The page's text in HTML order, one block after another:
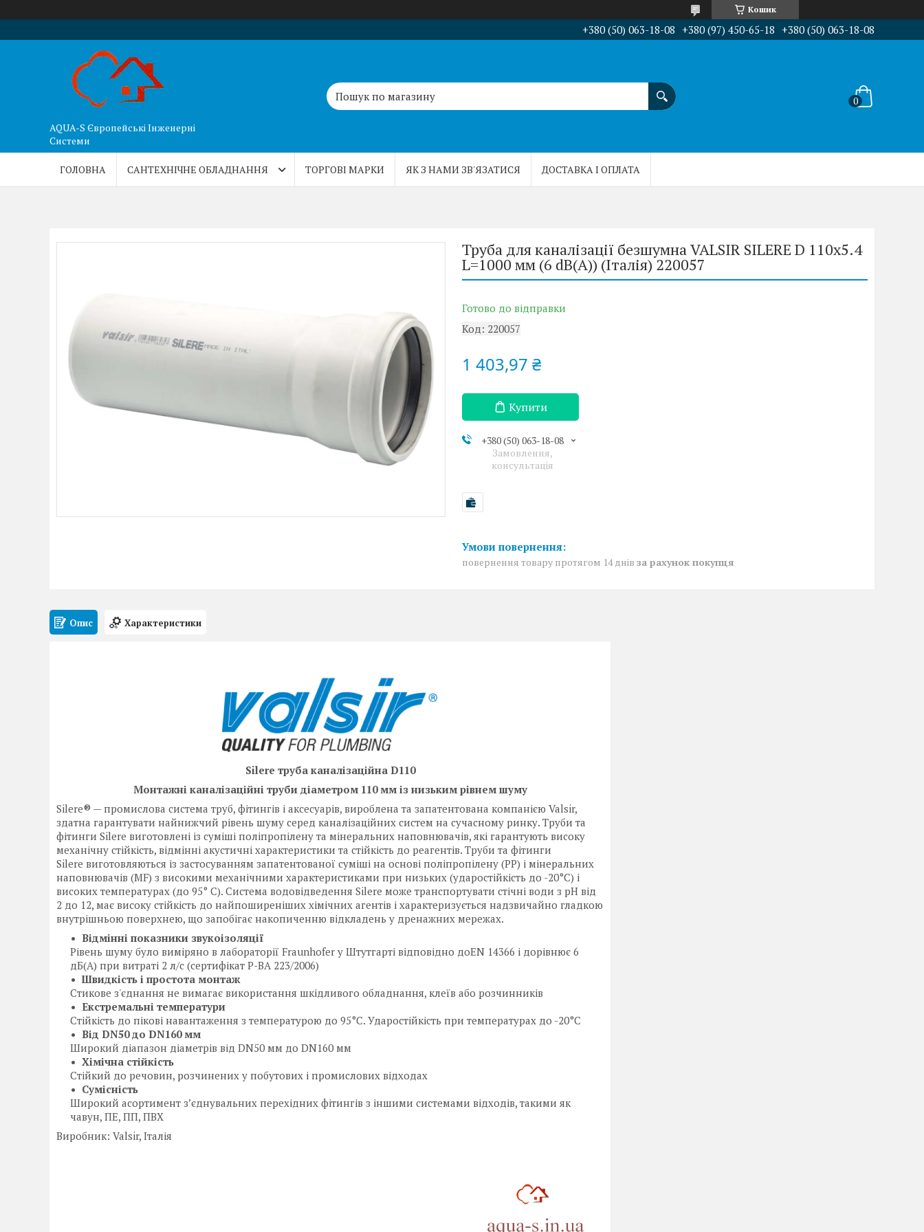
Кошик
+380 (50) 063-18-08 +380 (97) 450-65-18 +380 (50) 063-18-08
AQUA-S Європейські Інженерні
Системи
ГОЛОВНА САНТЕХНІЧНЕ ОБЛАДНАННЯ ТОРГОВІ МАРКИ ЯК З НАМИ ЗВ'ЯЗАТИСЯ ДОСТАВКА І ОПЛАТА
Труба для каналізації безшумна VALSIR SILERE D 110x5.4
L=1000 мм (6 dB(A)) (Італія) 220057
Готово до відправки
Код: 220057
1 403,97 ₴
Купити
+380 (50) 063-18-08
Замовлення,
консультація
повернення товару протягом 14 днів за рахунок покупця
Опис Характеристики
Silere труба каналізаційна D110
Монтажні каналізаційні труби діаметром 110 мм із низьким рівнем шуму
Silere® — промислова система труб, фітингів і аксесуарів, вироблена та запатентована компанією Valsir,
здатна гарантувати найнижчий рівень шуму серед каналізаційних систем на сучасному ринку. Труби та
фітинги Silere виготовлені із суміші поліпропілену та мінеральних наповнювачів, які гарантують високу
механічну стійкість, відмінні акустичні характеристики та стійкість до реагентів. Труби та фітинги
Silere виготовляються із застосуванням запатентованої суміші на основі поліпропілену (PP) і мінеральних
наповнювачів (MF) з високими механічними характеристиками при низьких (ударостійкість до -20°C) і
високих температурах (до 95° C). Система водовідведення Silere може транспортувати стічні води з pH від
2 до 12, має високу стійкість до найпоширеніших хімічних агентів і характеризується надзвичайно гладкою
внутрішньою поверхнею, що запобігає накопиченню відкладень у дренажних мережах.
Відмінні показники звукоізоляції
Рівень шуму було виміряно в лабораторії Fraunhofer у Штутгарті відповідно доEN 14366 і дорівнює 6
дБ(А) при витраті 2 л/с (сертифікат P-BA 223/2006)
Швидкість і простота монтаж
Стикове з'єднання не вимагає використання шкідливого обладнання, клеїв або розчинників
Екстремальні температури
Стійкість до пікові навантаження з температурою до 95°C. Ударостійкість при температурах до -20°C
Від DN50 до DN160 мм
Широкий діапазон діаметрів від DN50 мм до DN160 мм
Хімічна стійкість
Стійкий до речовин, розчинених у побутових і промислових відходах
Сумісність
Широкий асортимент з’єднувальних перехідних фітингів з іншими системами відходів, такими як
чавун, ПЕ, ПП, ПВХ
Виробник: Valsir, Італія